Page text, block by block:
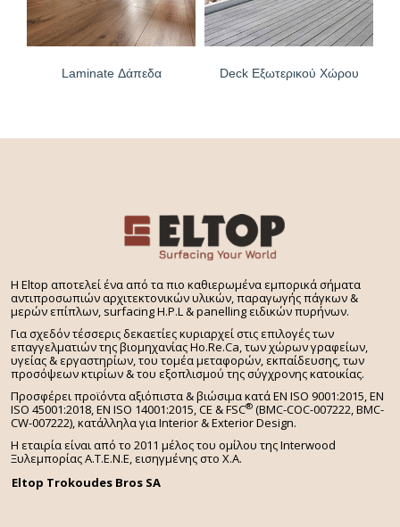
Laminate Δάπεδα Deck Εξωτερικού Χώρου
H Eltop αποτελεί ένα από τα πιο καθιερωμένα εμπορικά σήματα
αντιπροσωπιών αρχιτεκτονικών υλικών, παραγωγής πάγκων &
μερών επίπλων, surfacing H.P.L & panelling ειδικών πυρήνων.
Για σχεδόν τέσσερις δεκαετίες κυριαρχεί στις επιλογές των
επαγγελματιών της βιομηχανίας Ho.Re.Ca, των χώρων γραφείων,
υγείας & εργαστηρίων, του τομέα μεταφορών, εκπαίδευσης, των
προσόψεων κτιρίων & του εξοπλισμού της σύγχρονης κατοικίας.
Προσφέρει προϊόντα αξιόπιστα & βιώσιμα κατά EN ISO 9001:2015, EN
ISO 45001:2018, EN ISO 14001:2015, CE & FSC® (BMC-COC-007222, BMC-
CW-007222), κατάλληλα για Interior & Exterior Design.
Η εταιρία είναι από το 2011 μέλος του ομίλου της Interwood
Ξυλεμπορίας Α.Τ.Ε.Ν.Ε, εισηγμένης στο Χ.A.
Eltop Trokoudes Bros SA